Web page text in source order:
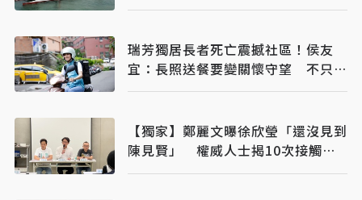
瑞芳獨居長者死亡震撼社區！侯友
宜：長照送餐要變關懷守望 不只是
送餐
【獨家】鄭麗文曝徐欣瑩「還沒見到
陳見賢」 權威人士揭10次接觸未
果：整合最後一哩路